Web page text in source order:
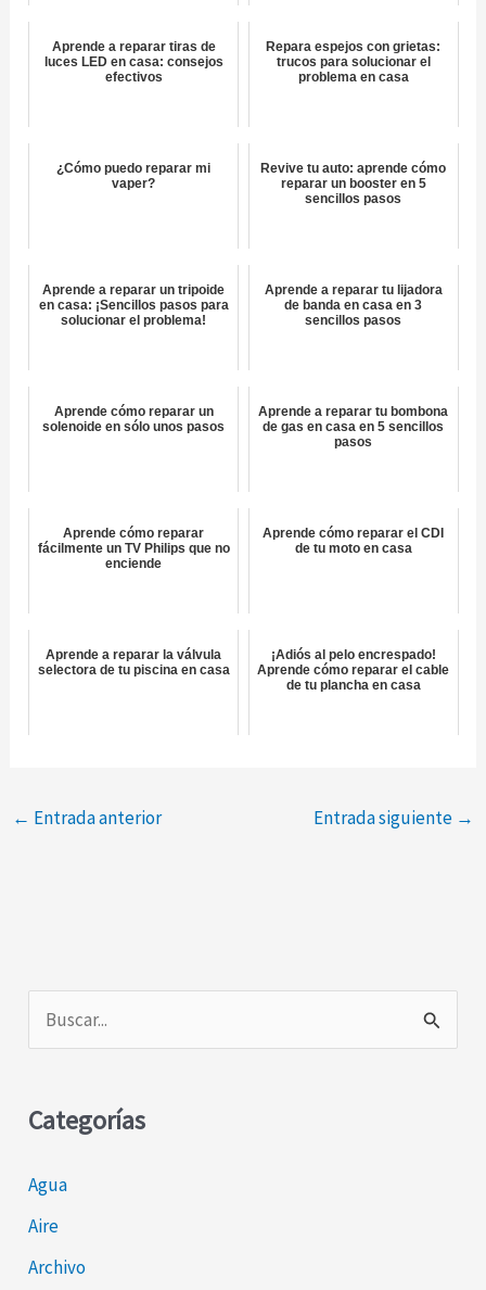
Aprende a reparar tiras de
luces LED en casa: consejos
efectivos
Repara espejos con grietas:
trucos para solucionar el
problema en casa
¿Cómo puedo reparar mi
vaper?
Revive tu auto: aprende cómo
reparar un booster en 5
sencillos pasos
Aprende a reparar un tripoide
en casa: ¡Sencillos pasos para
solucionar el problema!
Aprende a reparar tu lijadora
de banda en casa en 3
sencillos pasos
Aprende cómo reparar un
solenoide en sólo unos pasos
Aprende a reparar tu bombona
de gas en casa en 5 sencillos
pasos
Aprende cómo reparar
fácilmente un TV Philips que no
enciende
Aprende cómo reparar el CDI
de tu moto en casa
Aprende a reparar la válvula
selectora de tu piscina en casa
¡Adiós al pelo encrespado!
Aprende cómo reparar el cable
de tu plancha en casa
← Entrada anterior Entrada siguiente →
u
c
r
p
o
Categorías
Agua
Aire
Archivo